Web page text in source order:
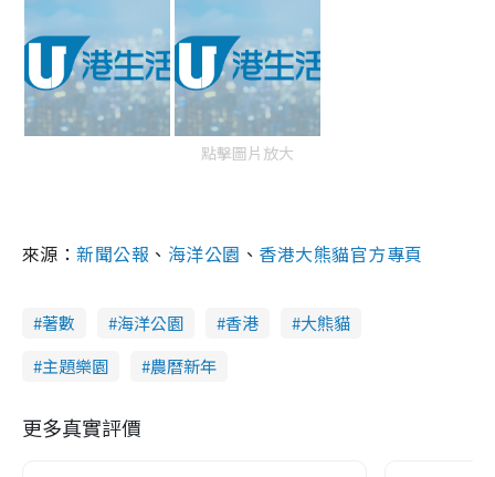
點擊圖片放大
來源：新聞公報 、 海洋公園 、 香港大熊貓官方專頁
著數 海洋公園 香港
大熊貓
主題樂園
農曆新年
更多真實評價